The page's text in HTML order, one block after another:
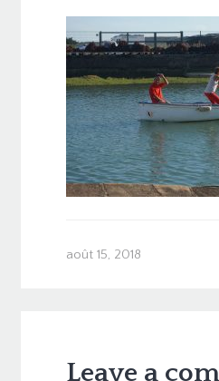
août 15, 2018
Leave a